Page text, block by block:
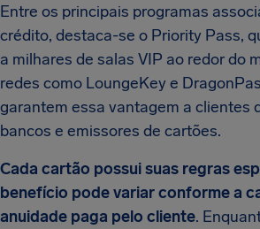
Entre os principais programas
crédito, destaca-se o Priority Pass,
a milhares de salas VIP ao redor do
redes como LoungeKey e
garantem essa vantagem a clientes
bancos e emissores de cartões.
Cada cartão possui suas regras
benefício pode variar conforme a
anuidade paga pelo cliente.